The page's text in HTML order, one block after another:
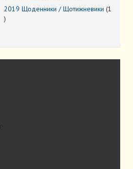
2019 Щоденники / Щотижневики 1
1